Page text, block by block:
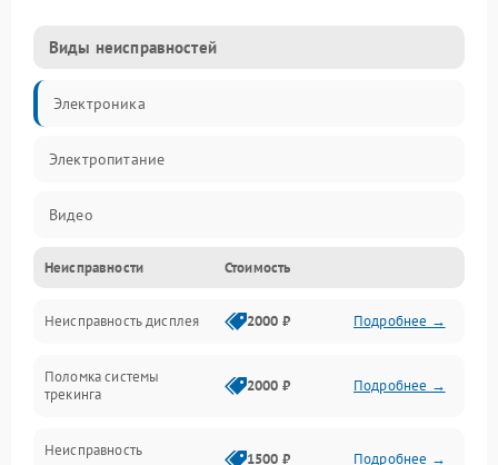
Виды неисправностей
Электроника
Электропитание
Видео
ПО
Сенсоры
Механические повреждения
Неисправности Стоимость
Неисправность дисплея 2000 ₽ Подробнее →
Поломка системы
трекинга
2000 ₽ Подробнее →
Неисправность
1500 ₽ Подробнее →